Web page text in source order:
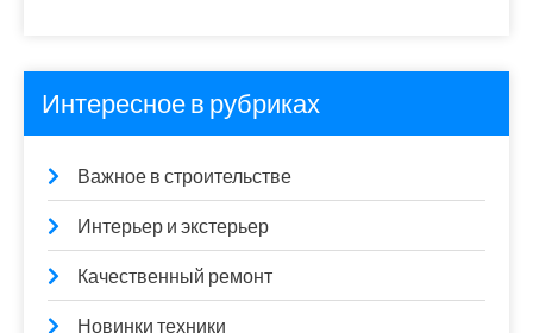
Интересное в рубриках
Важное в строительстве
Интерьер и экстерьер
Качественный ремонт
Новинки техники